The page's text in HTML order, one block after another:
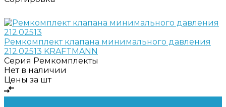
Ремкомплект клапана минимального давления
212.02513 KRAFTMANN
Серия Ремкомплекты
Нет в наличии
Цены за шт